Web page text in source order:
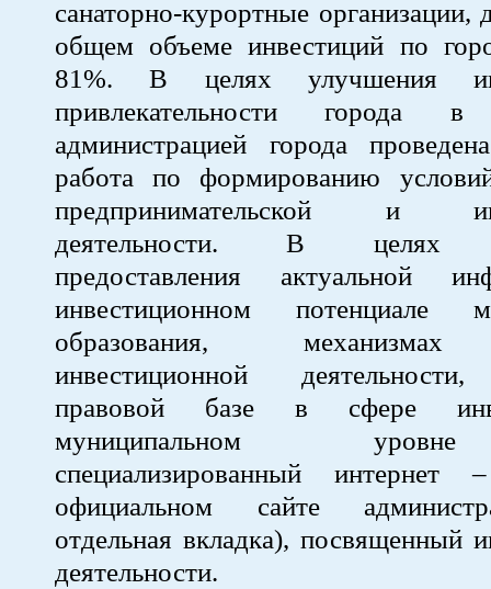
санаторно-курортные организации,
общем объеме инвестиций по
81%. В целях улучшения
привлекательности города
администрацией города
работа по формированию
предпринимательской и
деятельности. В целях
предоставления актуальной
инвестиционном потенциале
образования,
инвестиционной
правовой базе в сфере
муниципальном
специализированный
официальном сайте
отдельная вкладка), посвященный
деятельности.